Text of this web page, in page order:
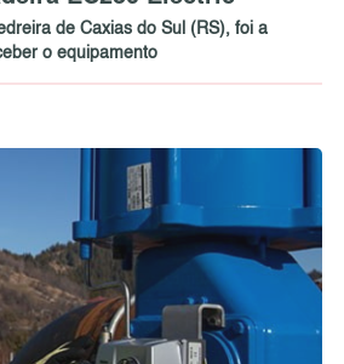
de Caxias do Sul (RS), foi a
o equipamento